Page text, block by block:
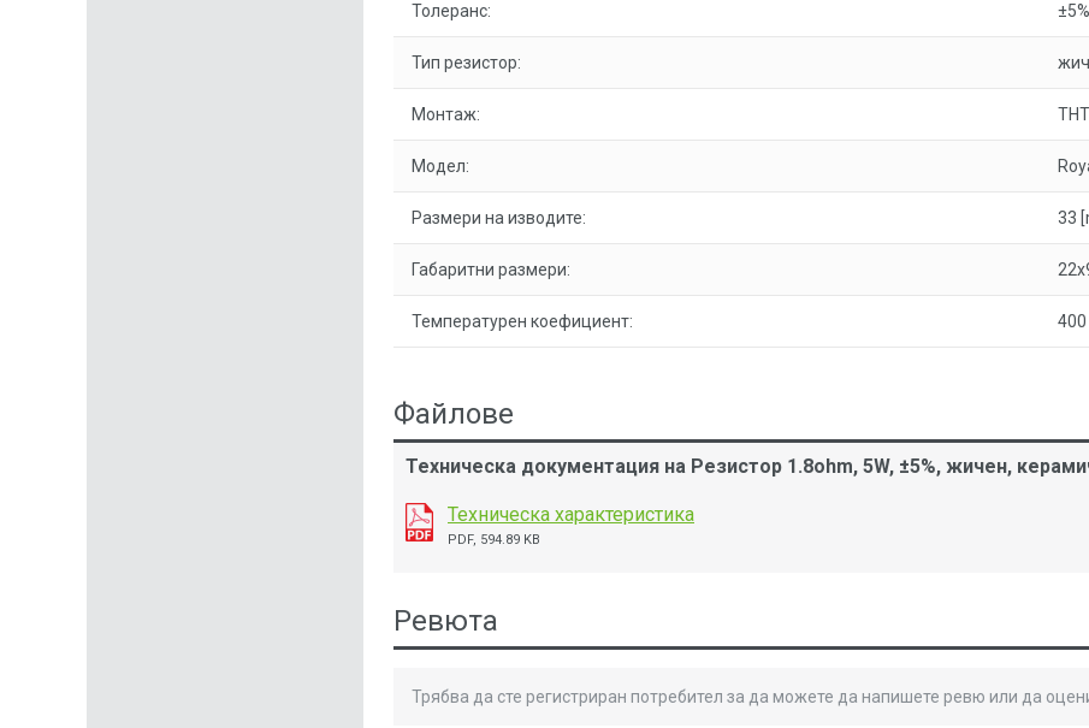
Толеранс: ±5%
Тип резистор:
Монтаж: THT
Модел:
Размери на изводите: 33
Габаритни размери:
Температурен коефициент: 400
Файлове
Техническа документация на Резистор 1.8ohm, 5W, ±5%, жичен,
Техническа характеристика
PDF, 594.89 KB
Ревюта
Трябва да сте регистриран потребител за да можете да напишете ревю или да